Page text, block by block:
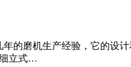
的磨机生产经验，它的设
立式…